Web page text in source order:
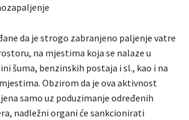
da je strogo zabranjeno paljenje vatre
na mjestima koja se nalaze u
šuma, benzinskih postaja i sl., kao i na
Obzirom da je ova aktivnost
samo uz poduzimanje određenih
nadležni organi će sankcionirati